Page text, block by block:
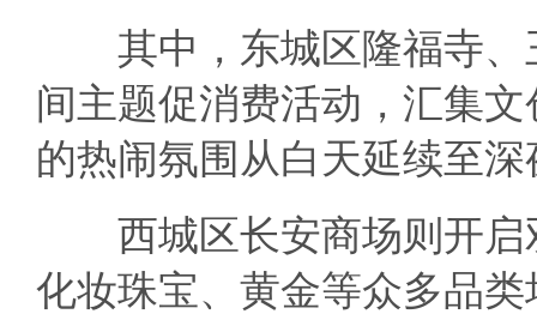
其中，东城区隆福寺、
间主题促消费活动，汇集
的热闹氛围从白天延续至深
西城区长安商场则开启
化妆珠宝、黄金等众多品